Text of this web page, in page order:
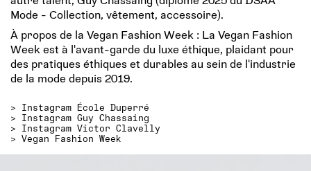
Mode - Collection, vêtement, accessoire).
À propos de la Vegan Fashion Week : La Vegan Fashion
Week est à l'avant-garde du luxe éthique, plaidant pour
des pratiques éthiques et durables au sein de l'industrie
de la mode depuis 2019.
> Instagram École Duperré
> Instagram Guy Chassaing
> Instagram Victor Clavelly
> Vegan Fashion Week